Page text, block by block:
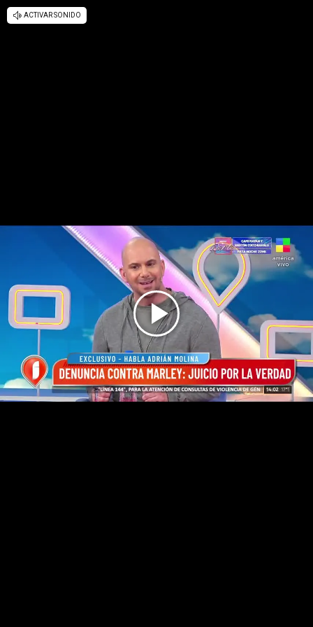
Play
Video
ACTIVAR SONIDO